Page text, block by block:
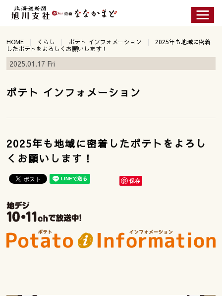
HOME くらし ポテト インフォメーション
2025年も地域に密着
したポテトをよろしくお願いします！
2025.01.17 Fri
ポテト インフォメーション
2025年も地域に密着したポテトをよろし
くお願いします！
保存